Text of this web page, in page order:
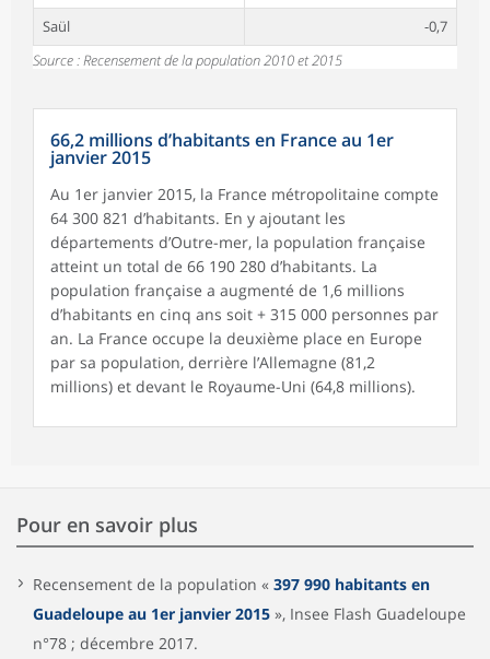
Saül
-0,7
Source : Recensement de la population 2010 et 2015
66,2 millions d’habitants en France au 1er
janvier 2015
Au 1er janvier 2015, la France métropolitaine compte
64 300 821 d’habitants. En y ajoutant les
départements d’Outre-mer, la population française
atteint un total de 66 190 280 d’habitants. La
population française a augmenté de 1,6 millions
d’habitants en cinq ans soit + 315 000 personnes par
an. La France occupe la deuxième place en Europe
par sa population, derrière l’Allemagne (81,2
millions) et devant le Royaume-Uni (64,8 millions).
Pour en savoir plus
Recensement de la population « 397 990 habitants en
Guadeloupe au 1er janvier 2015 », Insee Flash Guadeloupe
n°78 ; décembre 2017.